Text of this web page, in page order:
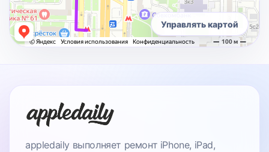
Управлять картой
appledaily выполняет ремонт iPhone, iPad,